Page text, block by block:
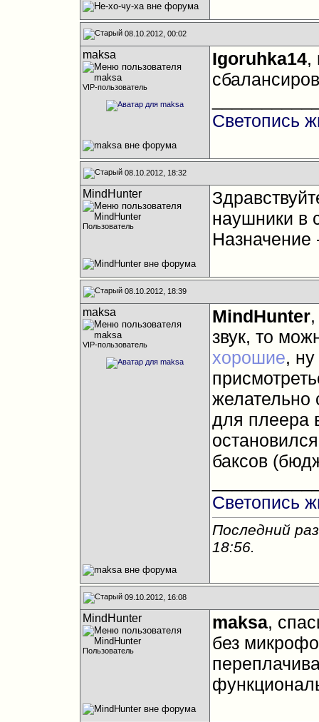
08.10.2012, 00:02
maksa
VIP-пользователь
Igoruhka14,
Светопись
08.10.2012, 18:32
MindHunter
Пользователь
наушники в
Назначение
08.10.2012, 18:39
maksa
VIP-пользователь
MindHunter
звук, то
хорошие,
желательно
для плеера
баксов
Светопись
Последний
18:56.
09.10.2012, 16:08
MindHunter
Пользователь
maksa,
без